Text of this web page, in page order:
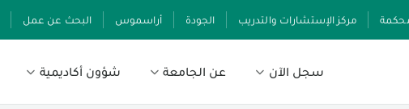
مركز الإستشارات والتدريب الجودة أراسموس البحث عن عمل
سجل الآن عن الجامعة شؤون أكاديمية